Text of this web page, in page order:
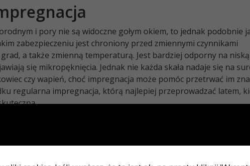
i pory nie są widoczne gołym okiem, to jednak podobnie
zabezpieczeniu jest chroniony przed zmiennymi czynnikami
a także zmienną temperaturą. Jest bardziej odporny na niską
się mikropęknięcia. Jednak nie każda skała nadaje się na
czy wapień, choć impregnacja może pomóc przetrwać im
regularna impregnacja, którą najlepiej przeprowadzać latem,
– stosuj najtwardszy